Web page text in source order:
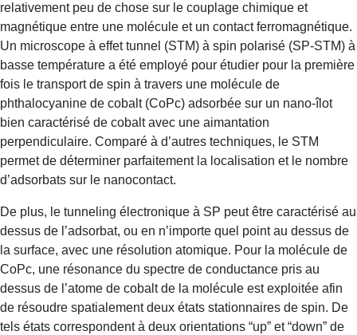
relativement peu de chose sur le couplage chimique et
magnétique entre une molécule et un contact ferromagnétique.
Un microscope à effet tunnel (STM) à spin polarisé (SP-STM) à
basse température a été employé pour étudier pour la première
fois le transport de spin à travers une molécule de
phthalocyanine de cobalt (CoPc) adsorbée sur un nano-îlot
bien caractérisé de cobalt avec une aimantation
perpendiculaire. Comparé à d’autres techniques, le STM
permet de déterminer parfaitement la localisation et le nombre
d’adsorbats sur le nanocontact.
De plus, le tunneling électronique à SP peut être caractérisé au
dessus de l’adsorbat, ou en n’importe quel point au dessus de
la surface, avec une résolution atomique. Pour la molécule de
CoPc, une résonance du spectre de conductance pris au
dessus de l’atome de cobalt de la molécule est exploitée afin
de résoudre spatialement deux états stationnaires de spin. De
tels états correspondent à deux orientations “up” et “down” de